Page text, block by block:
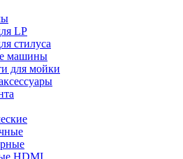
LP
стилуса
машины
для мойки
HDMI